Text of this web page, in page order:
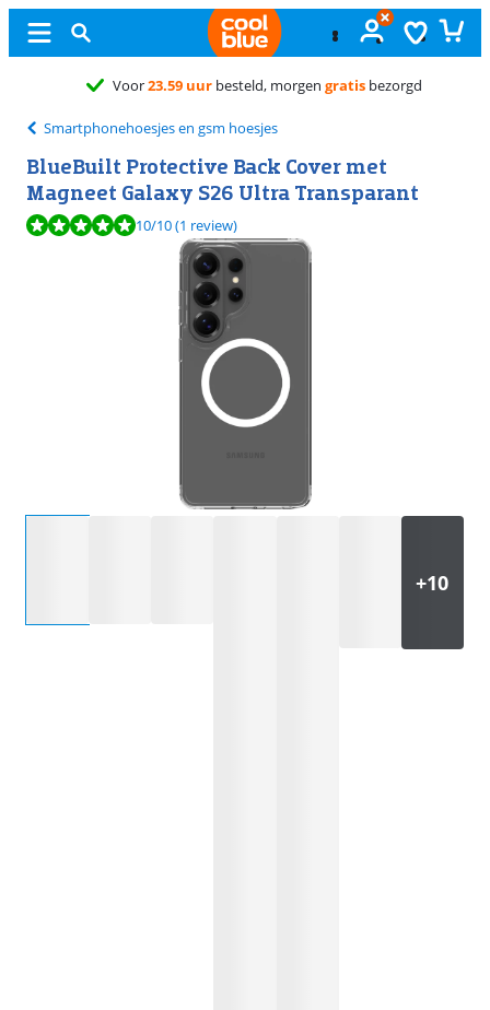
Gratisruilen
Smartphonehoesjes en gsm hoesjes
BlueBuilt Protective Back Cover met
Magneet Galaxy S26 Ultra Transparant
Beoordeling is 10 van de 10, gebaseerd op 1 review.
10/10(1 review)